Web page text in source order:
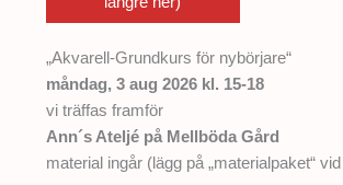
„Akvarell-Grundkurs för nybörjare“
måndag, 3 aug 2026 kl. 15-18
vi träffas framför
Ann´s Ateljé på Mellböda Gård
material ingår (lägg på „materialpaket“